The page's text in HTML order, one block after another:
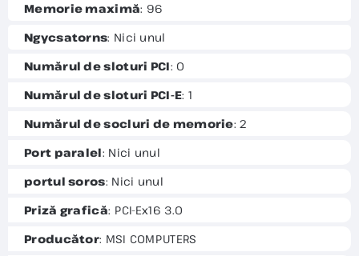
Memorie maximă: 96
Ngycsatorns: Nici unul
Numărul de sloturi PCI: 0
Numărul de sloturi PCI-E: 1
Numărul de socluri de memorie: 2
Port paralel: Nici unul
portul soros: Nici unul
Priză grafică: PCI-Ex16 3.0
Producător: MSI COMPUTERS